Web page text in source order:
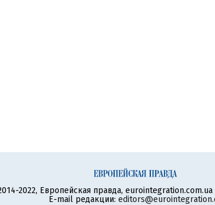
2022, Европейская правда, eurointegration.com.ua
E-mail редакции: